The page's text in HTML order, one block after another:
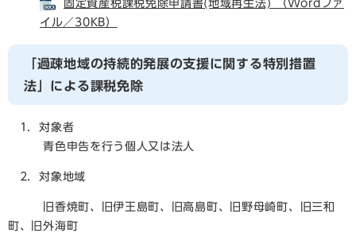
固定資産税課税免除申請書(地域再生法) （Wordファ
イル／30KB）
「過疎地域の持続的発展の支援に関する特別措置
法」による課税免除
1．対象者
青色申告を行う個人又は法人
2．対象地域
旧香焼町、旧伊王島町、旧高島町、旧野母崎町、旧三和
町、旧外海町